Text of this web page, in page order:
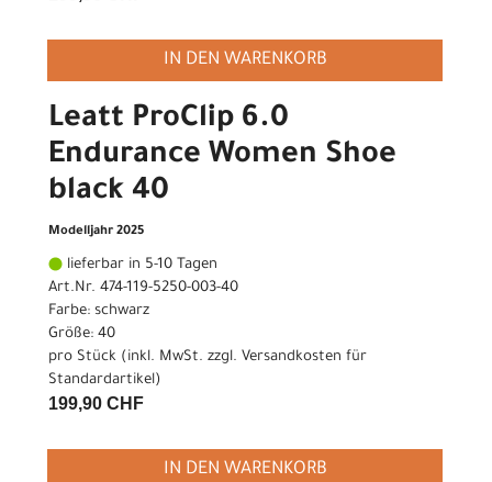
IN DEN WARENKORB
Leatt ProClip 6.0
Endurance Women Shoe
black 40
Modelljahr 2025
lieferbar in 5-10 Tagen
Art.Nr. 474-119-5250-003-40
Farbe: schwarz
Größe: 40
pro Stück (inkl. MwSt. zzgl. Versandkosten für
Standardartikel)
199,90 CHF
IN DEN WARENKORB